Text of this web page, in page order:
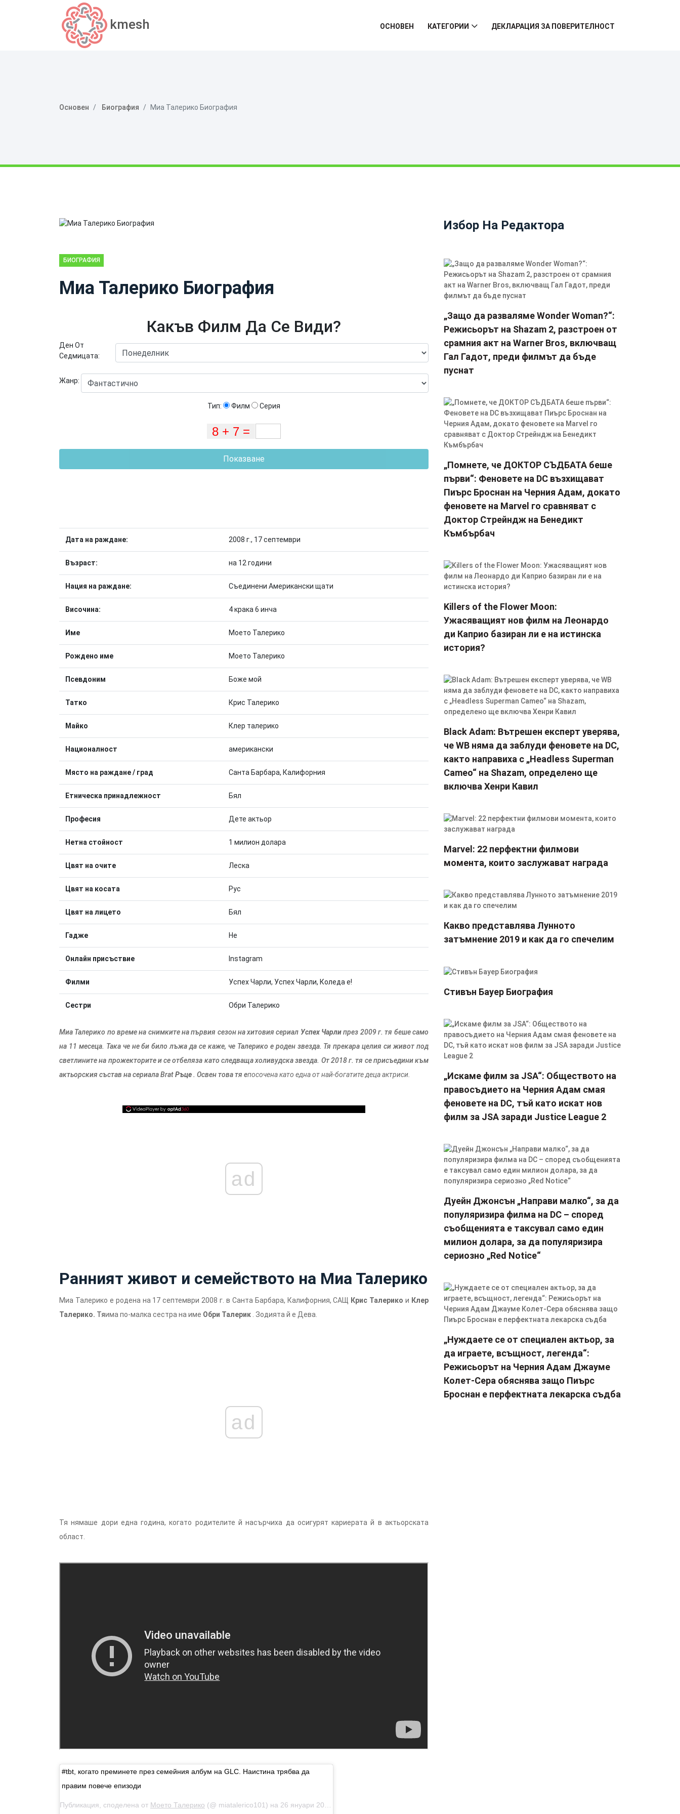
kmesh ОСНОВЕН КАТЕГОРИИ ДЕКЛАРАЦИЯ ЗА ПОВЕРИТЕЛНОСТ
Основен Биография Миа Талерико Биография
БИОГРАФИЯ
Миа Талерико Биография
Какъв Филм Да Се Види?
Ден От
Седмицата:
Жанр:
Тип: Филм Серия
Показване
Дата на раждане: 2008 г., 17 септември
Възраст: на 12 години
Нация на раждане: Съединени Американски щати
Височина: 4 крака 6 инча
Име Моето Талерико
Рождено име Моето Талерико
Псевдоним Боже мой
Татко Крис Талерико
Майко Клер талерико
Националност американски
Място на раждане / град Санта Барбара, Калифорния
Етническа принадлежност Бял
Професия Дете актьор
Нетна стойност 1 милион долара
Цвят на очите Леска
Цвят на косата Рус
Цвят на лицето Бял
Гадже Не
Онлайн присъствие Instagram
Филми Успех Чарли, Успех Чарли, Коледа е!
Сестри Обри Талерико
Миа Талерико по време на снимките на първия сезон на хитовия сериал Успех Чарлипрез 2009 г. тя беше само
на 11 месеца. Така че не би било лъжа да се каже, че Талерико е роден звезда. Тя прекара целия си живот под
светлините на прожекторите и се отбеляза като следваща холивудска звезда. От 2018 г. тя се присъедини към
актьорския състав на сериала BratРъце . Освен това тя епосочена като една от най-богатите деца актриси.
ad
Ранният живот и семейството на Миа Талерико
Миа Талерико е родена на 17 септември 2008 г. в Санта Барбара, Калифорния, САЩ Крис Талерикои Клер
Талерико. Тяима по-малка сестра на име Обри Талерик . Зодията й е Дева.
ad
Тя нямаше дори една година, когато родителите й насърчиха да осигурят кариерата й в актьорската
област.
#tbt, когато преминете през семейния албум на GLC. Наистина трябва да
правим повече епизоди
Публикация, споделена от Моето Талерико (@ miatalerico101) на 26 януари 2017 г. в 16:25 ч. PST
Избор На Редактора
„Защо да разваляме Wonder Woman?“:
Режисьорът на Shazam 2, разстроен от
срамния акт на Warner Bros, включващ
Гал Гадот, преди филмът да бъде
пуснат
„Помнете, че ДОКТОР СЪДБАТА беше
първи“: Феновете на DC възхищават
Пиърс Броснан на Черния Адам, докато
феновете на Marvel го сравняват с
Доктор Стрейндж на Бенедикт
Къмбърбач
Killers of the Flower Moon:
Ужасяващият нов филм на Леонардо
ди Каприо базиран ли е на истинска
история?
Black Adam: Вътрешен експерт уверява,
че WB няма да заблуди феновете на DC,
както направиха с „Headless Superman
Cameo“ на Shazam, определено ще
включва Хенри Кавил
Marvel: 22 перфектни филмови
момента, които заслужават награда
Какво представлява Лунното
затъмнение 2019 и как да го спечелим
Стивън Бауер Биография
„Искаме филм за JSA“: Обществото на
правосъдието на Черния Адам смая
феновете на DC, тъй като искат нов
филм за JSA заради Justice League 2
Дуейн Джонсън „Направи малко“, за да
популяризира филма на DC – според
съобщенията е таксувал само един
милион долара, за да популяризира
сериозно „Red Notice“
„Нуждаете се от специален актьор, за
да играете, всъщност, легенда“:
Режисьорът на Черния Адам Джауме
Колет-Сера обяснява защо Пиърс
Броснан е перфектната лекарска съдба